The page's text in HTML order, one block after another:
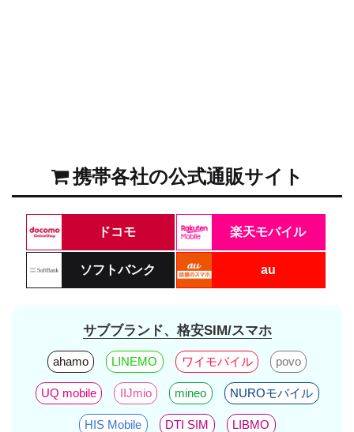
携帯各社の公式通販サイト
ドコモ 楽天モバイル
ソフトバンク au
サブブランド、格安SIM/スマホ
ahamo LINEMO ワイモバイル povo
UQ mobile IIJmio mineo NUROモバイル
HIS Mobile DTI SIM LIBMO